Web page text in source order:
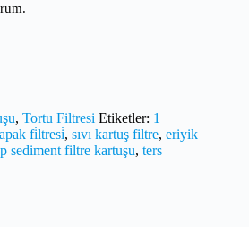
, Tortu Filtresi Etiketler: 1
fi̇ltresi̇, sıvı kartuş filtre, eriyik
sediment filtre kartuşu, ters